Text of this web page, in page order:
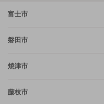
富士市
磐田市
焼津市
藤枝市